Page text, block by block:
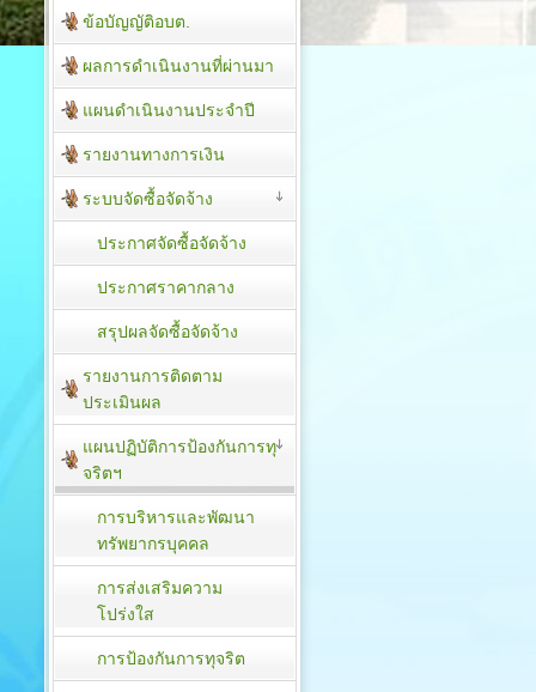
ข้อบัญญัติอบต.
ผลการดำเนินงานที่ผ่านมา
แผนดำเนินงานประจำปี
รายงานทางการเงิน
ระบบจัดซื้อจัดจ้าง
ประกาศจัดซื้อจัดจ้าง
ประกาศราคากลาง
สรุปผลจัดซื้อจัดจ้าง
รายงานการติดตาม
ประเมิน​ผล
แผนปฏิบัติการป้องกันการทุ
จริตฯ
การบริหารและพัฒนา
ทรัพยากรบุคคล
การส่งเสริมความ
โปร่งใส
การป้องกันการทุจริต